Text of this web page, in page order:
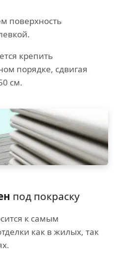
поверхность
крепить
порядке, сдвигая
см.
под покраску
к самым
как в жилых, так